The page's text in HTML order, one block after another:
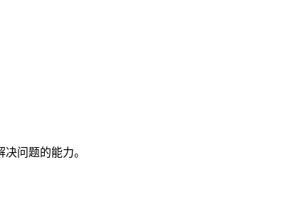
问题的能力。